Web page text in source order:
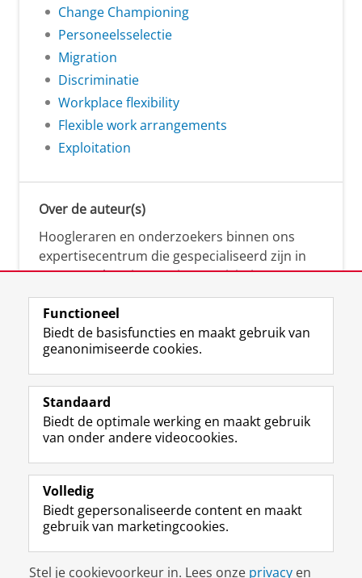
Change Championing
Personeelsselectie
Migration
Discriminatie
Workplace flexibility
Flexible work arrangements
Exploitation
Over de auteur(s)
Hoogleraren en onderzoekers binnen ons
expertisecentrum die gespecialiseerd zijn in
samenwerken, innovatie, creativiteit,
diversiteit, leiderschap en ethisch gedrag.
Over deze blog
Via deze blog vertalen onze experts hun
(actuele) wetenschappelijke kennis naar
praktische, heldere en toegankelijke inzichten.
Disclaimer & Copyright
Functioneel
Biedt de basisfuncties en maakt gebruik van
geanonimiseerde cookies.
Standaard
Biedt de optimale werking en maakt gebruik
van onder andere videocookies.
Volledig
Biedt gepersonaliseerde content en maakt
gebruik van marketingcookies.
Stel je cookievoorkeur in. Lees onze privacy en